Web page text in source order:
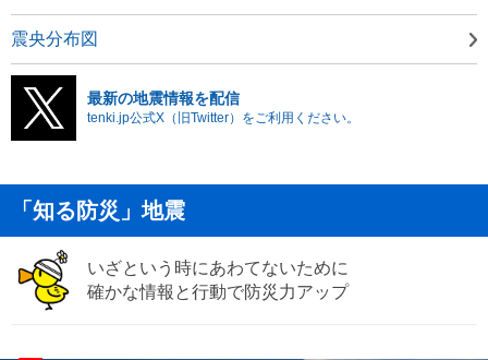
震央分布図
最新の地震情報を配信
tenki.jp公式X（旧Twitter）をご利用ください。
「知る防災」地震
いざという時にあわてないために
確かな情報と行動で防災力アップ